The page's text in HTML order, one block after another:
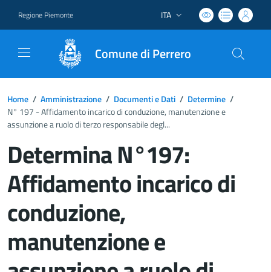
Regione Piemonte Lingua attiva:
ITA
Comune di Perrero
Home / Amministrazione / Documenti e Dati / Determine /
N° 197 - Affidamento incarico di conduzione, manutenzione e
assunzione a ruolo di terzo responsabile degl...
Determina N°197:
Affidamento incarico di
conduzione,
manutenzione e